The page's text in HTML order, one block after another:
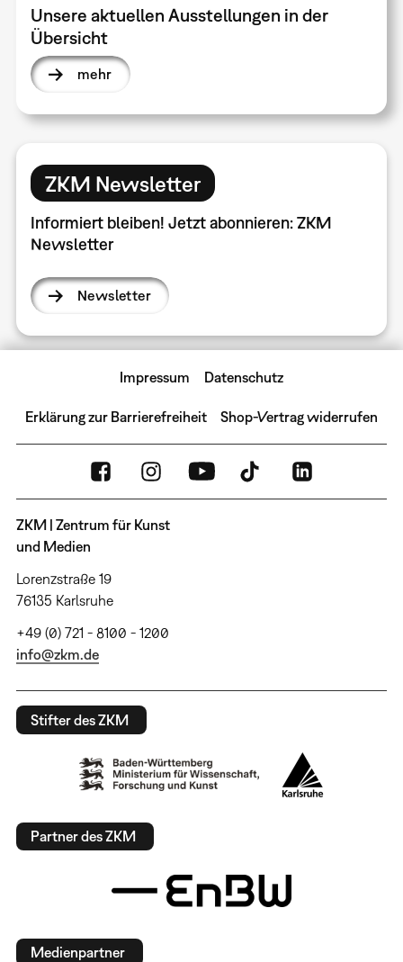
Unsere aktuellen Ausstellungen in der
Übersicht
mehr
ZKM Newsletter
Informiert bleiben! Jetzt abonnieren: ZKM
Newsletter
Newsletter
Impressum Datenschutz
Erklärung zur Barrierefreiheit Shop-Vertrag widerrufen
ZKM | Zentrum für Kunst
und Medien
Lorenzstraße 19
76135 Karlsruhe
+49 (0) 721 - 8100 - 1200
info@zkm.de
Stifter des ZKM
Partner des ZKM
Medienpartner